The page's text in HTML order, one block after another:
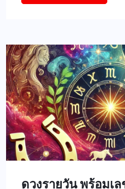
ดวงรายวัน พร้อมเ